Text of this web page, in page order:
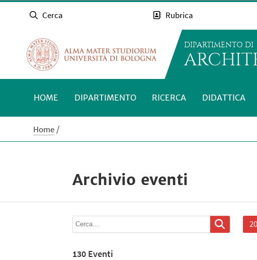
Cerca Rubrica
DIPARTIMENTO DI
HOME DIPARTIMENTO RICERCA DIDATTICA
Home
Archivio eventi
130 Eventi